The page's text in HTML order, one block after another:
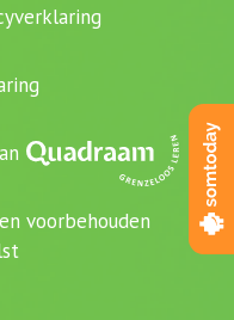
voorbehouden